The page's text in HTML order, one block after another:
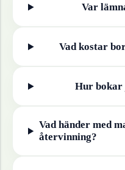
Var
Vad kostar
Hur
Vad händer med
återvinning?